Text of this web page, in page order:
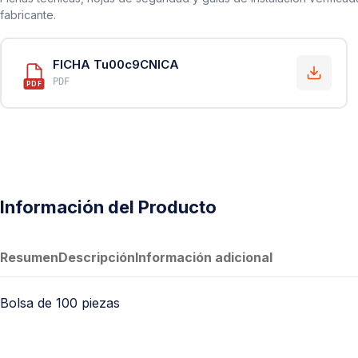
fabricante.
PDF
FICHA Tu00c9CNICA
PDF
Información del Producto
ResumenDescripciónInformación adicional
Bolsa de 100 piezas